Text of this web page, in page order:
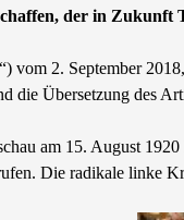
der in
vom 2. September
die Übersetzung des
am 15. August
Die radikale linke